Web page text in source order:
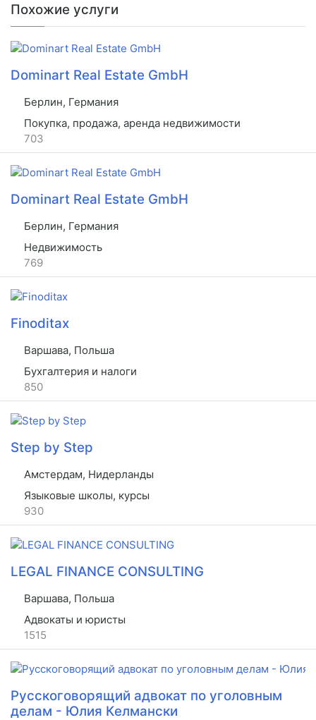
Похожие услуги
Dominart Real Estate GmbH
Берлин, Германия
Покупка, продажа, аренда недвижимости
703
Dominart Real Estate GmbH
Берлин, Германия
Недвижимость
769
Finoditax
Варшава, Польша
Бухгалтерия и налоги
850
Step by Step
Амстердам, Нидерланды
Языковые школы, курсы
930
LEGAL FINANCE CONSULTING
Варшава, Польша
Адвокаты и юристы
1515
Русскоговорящий адвокат по уголовным
делам - Юлия Келмански